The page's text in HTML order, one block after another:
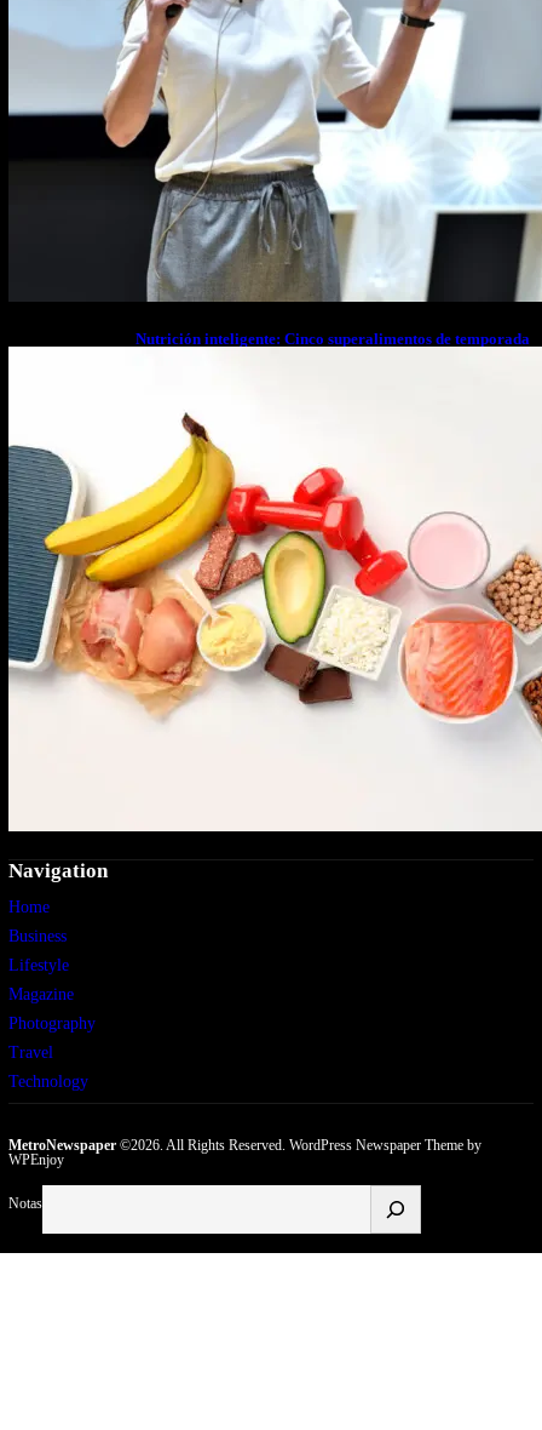
Nutrición inteligente: Cinco superalimentos de temporada
Navigation
Home
Business
Lifestyle
Magazine
Photography
Travel
Technology
MetroNewspaper©2026. All Rights Reserved. WordPress Newspaper Themeby
WPEnjoy
Notas